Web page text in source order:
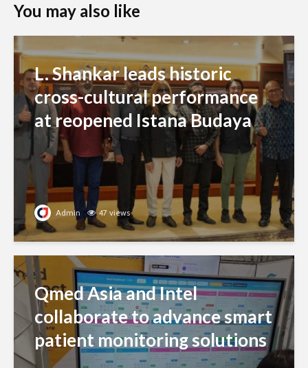
You may also like
L. Shankar leads historic
cross-cultural performance
at reopened Istana Budaya
Admin 47 views
Qmed Asia and Intel
collaborate to advance smart
patient monitoring solutions